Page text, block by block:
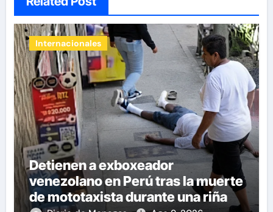
Internacionales
Detienen a exboxeador
venezolano en Perú tras la muerte
de mototaxista durante una riña